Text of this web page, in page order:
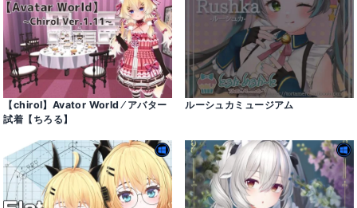
【chirol】Avator World ⁄ アバター
試着【ちろる】
ルーシュカミュージアム